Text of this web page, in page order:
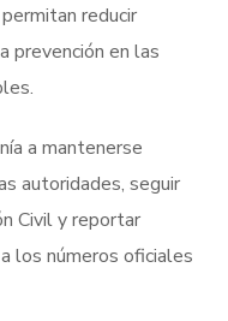
reducir
prevención en las
a mantenerse
autoridades, seguir
Civil y reportar
los números oficiales